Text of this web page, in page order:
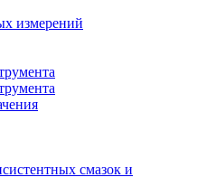
измерений
смазок и